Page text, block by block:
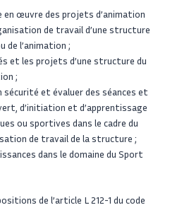
œuvre des projets d’animation
de travail d’une structure
de l’animation ;
et les projets d’une structure du
;
sécurité et évaluer des séances et
d’initiation et d’apprentissage
ou sportives dans le cadre du
de travail de la structure ;
dans le domaine du Sport
de l’article L 212-1 du code